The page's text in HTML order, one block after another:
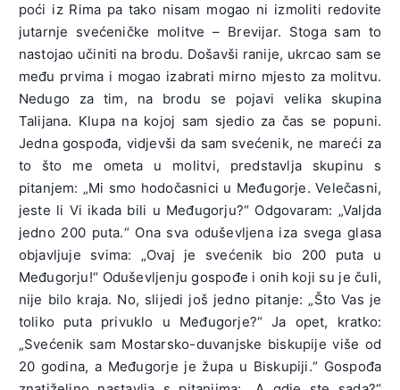
poći iz Rima pa tako nisam mogao ni izmoliti redovite
jutarnje svećeničke molitve – Brevijar. Stoga sam to
nastojao učiniti na brodu. Došavši ranije, ukrcao sam se
među prvima i mogao izabrati mirno mjesto za molitvu.
Nedugo za tim, na brodu se pojavi velika skupina
Talijana. Klupa na kojoj sam sjedio za čas se popuni.
Jedna gospođa, vidjevši da sam svećenik, ne mareći za
to što me ometa u molitvi, predstavlja skupinu s
pitanjem: „Mi smo hodočasnici u Međugorje. Velečasni,
jeste li Vi ikada bili u Međugorju?“ Odgovaram: „Valjda
jedno 200 puta.“ Ona sva oduševljena iza svega glasa
objavljuje svima: „Ovaj je svećenik bio 200 puta u
Međugorju!“ Oduševljenju gospođe i onih koji su je čuli,
nije bilo kraja. No, slijedi još jedno pitanje: „Što Vas je
toliko puta privuklo u Međugorje?“ Ja opet, kratko:
„Svećenik sam Mostarsko-duvanjske biskupije više od
20 godina, a Međugorje je župa u Biskupiji.“ Gospođa